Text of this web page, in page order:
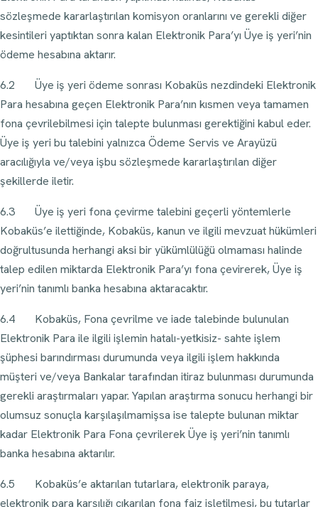
sözleşmede kararlaştırılan komisyon oranlarını ve gerekli diğer
kesintileri yaptıktan sonra kalan Elektronik Para’yı Üye iş yeri’nin
ödeme hesabına aktarır.
6.2 Üye iş yeri ödeme sonrası Kobaküs nezdindeki Elektronik
Para hesabına geçen Elektronik Para’nın kısmen veya tamamen
fona çevrilebilmesi için talepte bulunması gerektiğini kabul eder.
Üye iş yeri bu talebini yalnızca Ödeme Servis ve Arayüzü
aracılığıyla ve/veya işbu sözleşmede kararlaştırılan diğer
şekillerde iletir.
6.3 Üye iş yeri fona çevirme talebini geçerli yöntemlerle
Kobaküs’e ilettiğinde, Kobaküs, kanun ve ilgili mevzuat hükümleri
doğrultusunda herhangi aksi bir yükümlülüğü olmaması halinde
talep edilen miktarda Elektronik Para’yı fona çevirerek, Üye iş
yeri’nin tanımlı banka hesabına aktaracaktır.
6.4 Kobaküs, Fona çevrilme ve iade talebinde bulunulan
Elektronik Para ile ilgili işlemin hatalı-yetkisiz- sahte işlem
şüphesi barındırması durumunda veya ilgili işlem hakkında
müşteri ve/veya Bankalar tarafından itiraz bulunması durumunda
gerekli araştırmaları yapar. Yapılan araştırma sonucu herhangi bir
olumsuz sonuçla karşılaşılmamişsa ise talepte bulunan miktar
kadar Elektronik Para Fona çevrilerek Üye iş yeri’nin tanımlı
banka hesabına aktarılır.
6.5 Kobaküs’e aktarılan tutarlara, elektronik paraya,
elektronik para karşılığı çıkarılan fona faiz işletilmesi, bu tutarlar